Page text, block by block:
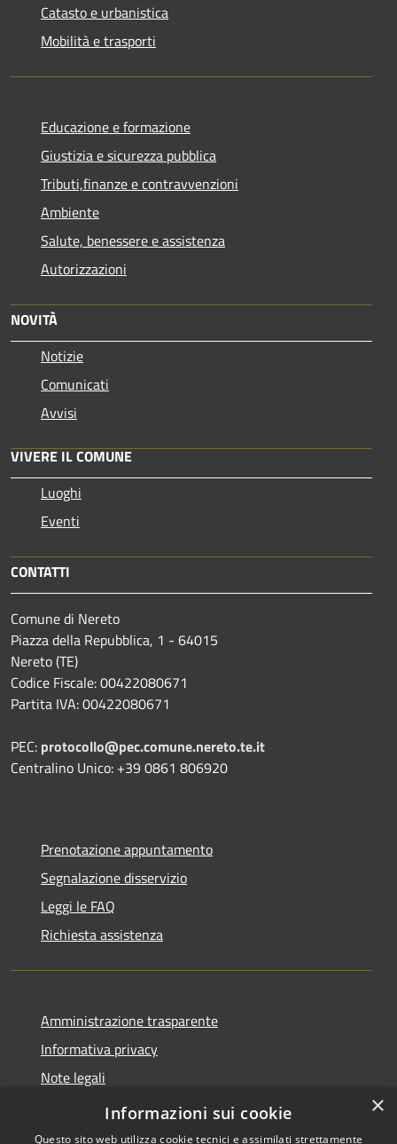
Catasto e urbanistica
Mobilità e trasporti
Educazione e formazione
Giustizia e sicurezza pubblica
Tributi,finanze e contravvenzioni
Ambiente
Salute, benessere e assistenza
Autorizzazioni
NOVITÀ
Notizie
Comunicati
Avvisi
VIVERE IL COMUNE
Luoghi
Eventi
CONTATTI
Comune di Nereto
Piazza della Repubblica, 1 - 64015
Nereto (TE)
Codice Fiscale: 00422080671
Partita IVA: 00422080671
PEC: protocollo@pec.comune.nereto.te.it
Centralino Unico: +39 0861 806920
Prenotazione appuntamento
Segnalazione disservizio
Leggi le FAQ
Richiesta assistenza
Amministrazione trasparente
Informativa privacy
Note legali
Dichiarazione di accessibilità
×
Informazioni sui cookie
Questo sito web utilizza cookie tecnici e assimilati strettamente